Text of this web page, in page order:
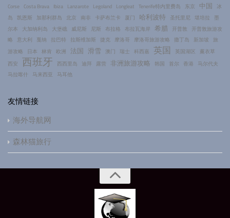
Corse Costa Brava Ibiza Lanzarote Legoland Longleat Tenerife特内里费岛 东京 中国
冰
岛 凯恩斯 加那利群岛 北京 南非 卡萨布兰卡 厦门 哈利波特 圣托里尼 堪培拉
墨
尔本
大加纳利岛 大堡礁 威尼斯 尼斯 布拉格 布拉瓦海岸 希腊 开普敦 开普敦旅游攻
略 意大利 戛纳 拉巴特 拉斯维加斯 捷克 摩洛哥 摩洛哥旅游攻略 撒丁岛 新加坡 旅
游攻略
日本 林肯 欧洲 法国 滑雪 澳门 瑞士 科西嘉 英国 英国湖区
薰衣草
西安 西班牙 西西里岛 迪拜 露营 非洲旅游攻略 韩国 首尔 香港
马尔代夫
马拉喀什
马来西亚 马耳他
友情链接
海外导航网
森林猫旅行